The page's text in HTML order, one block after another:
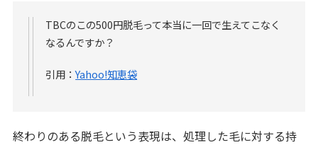
TBCのこの500円脱毛って本当に一回で生えてこなく
なるんですか？
引用：Yahoo!知恵袋
終わりのある脱毛という表現は、処理した毛に対する持